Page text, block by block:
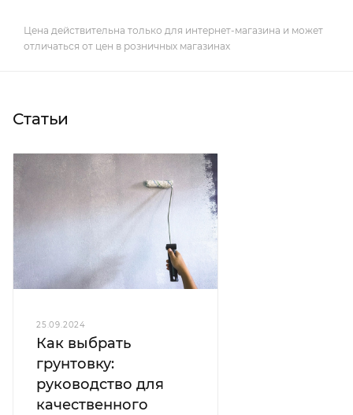
Цена действительна только для интернет-магазина и может
отличаться от цен в розничных магазинах
Статьи
25.09.2024
Как выбрать
грунтовку:
руководство для
качественного